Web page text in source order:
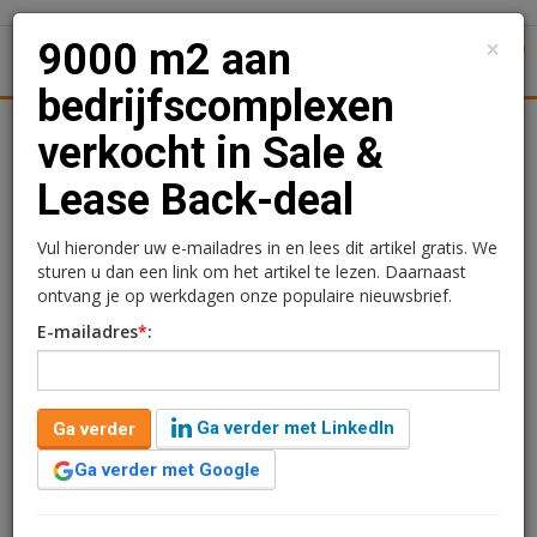
Juridisch | Fiscaal Transacties
9000 m2 aan
bedrijfscomplexen
verkocht in Sale & Lease
Back-deal
Charlotte Bijenveld
5 juni 2020 om 12:18
6 jaar geleden aangepast
1 minuut leestijd
In opdracht van Van Wijnen heeft BMV
×
9000 m2 aan
bedrijfscomplexen
verkocht in Sale &
Lease Back-deal
Vul hieronder uw e-mailadres in en lees dit artikel gratis. We
sturen u dan een link om het artikel te lezen. Daarnaast
ontvang je op werkdagen onze populaire nieuwsbrief.
E-mailadres*:
Ga verder
Ga verder met LinkedIn
Ga verder met Google